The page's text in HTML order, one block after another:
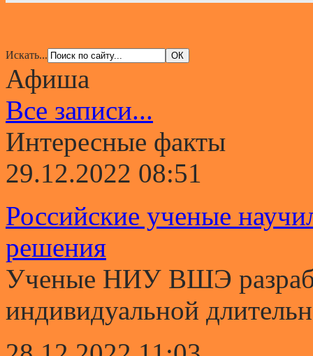
Искать...
Афиша
Все записи...
Интересные факты
29.12.2022 08:51
Российские ученые
решения
Ученые НИУ ВШЭ
индивидуальной